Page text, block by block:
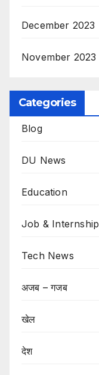
December 2023
November 2023
Categories
Blog
DU News
Education
Job & Internship
Tech News
अजब – गजब
खेल
देश